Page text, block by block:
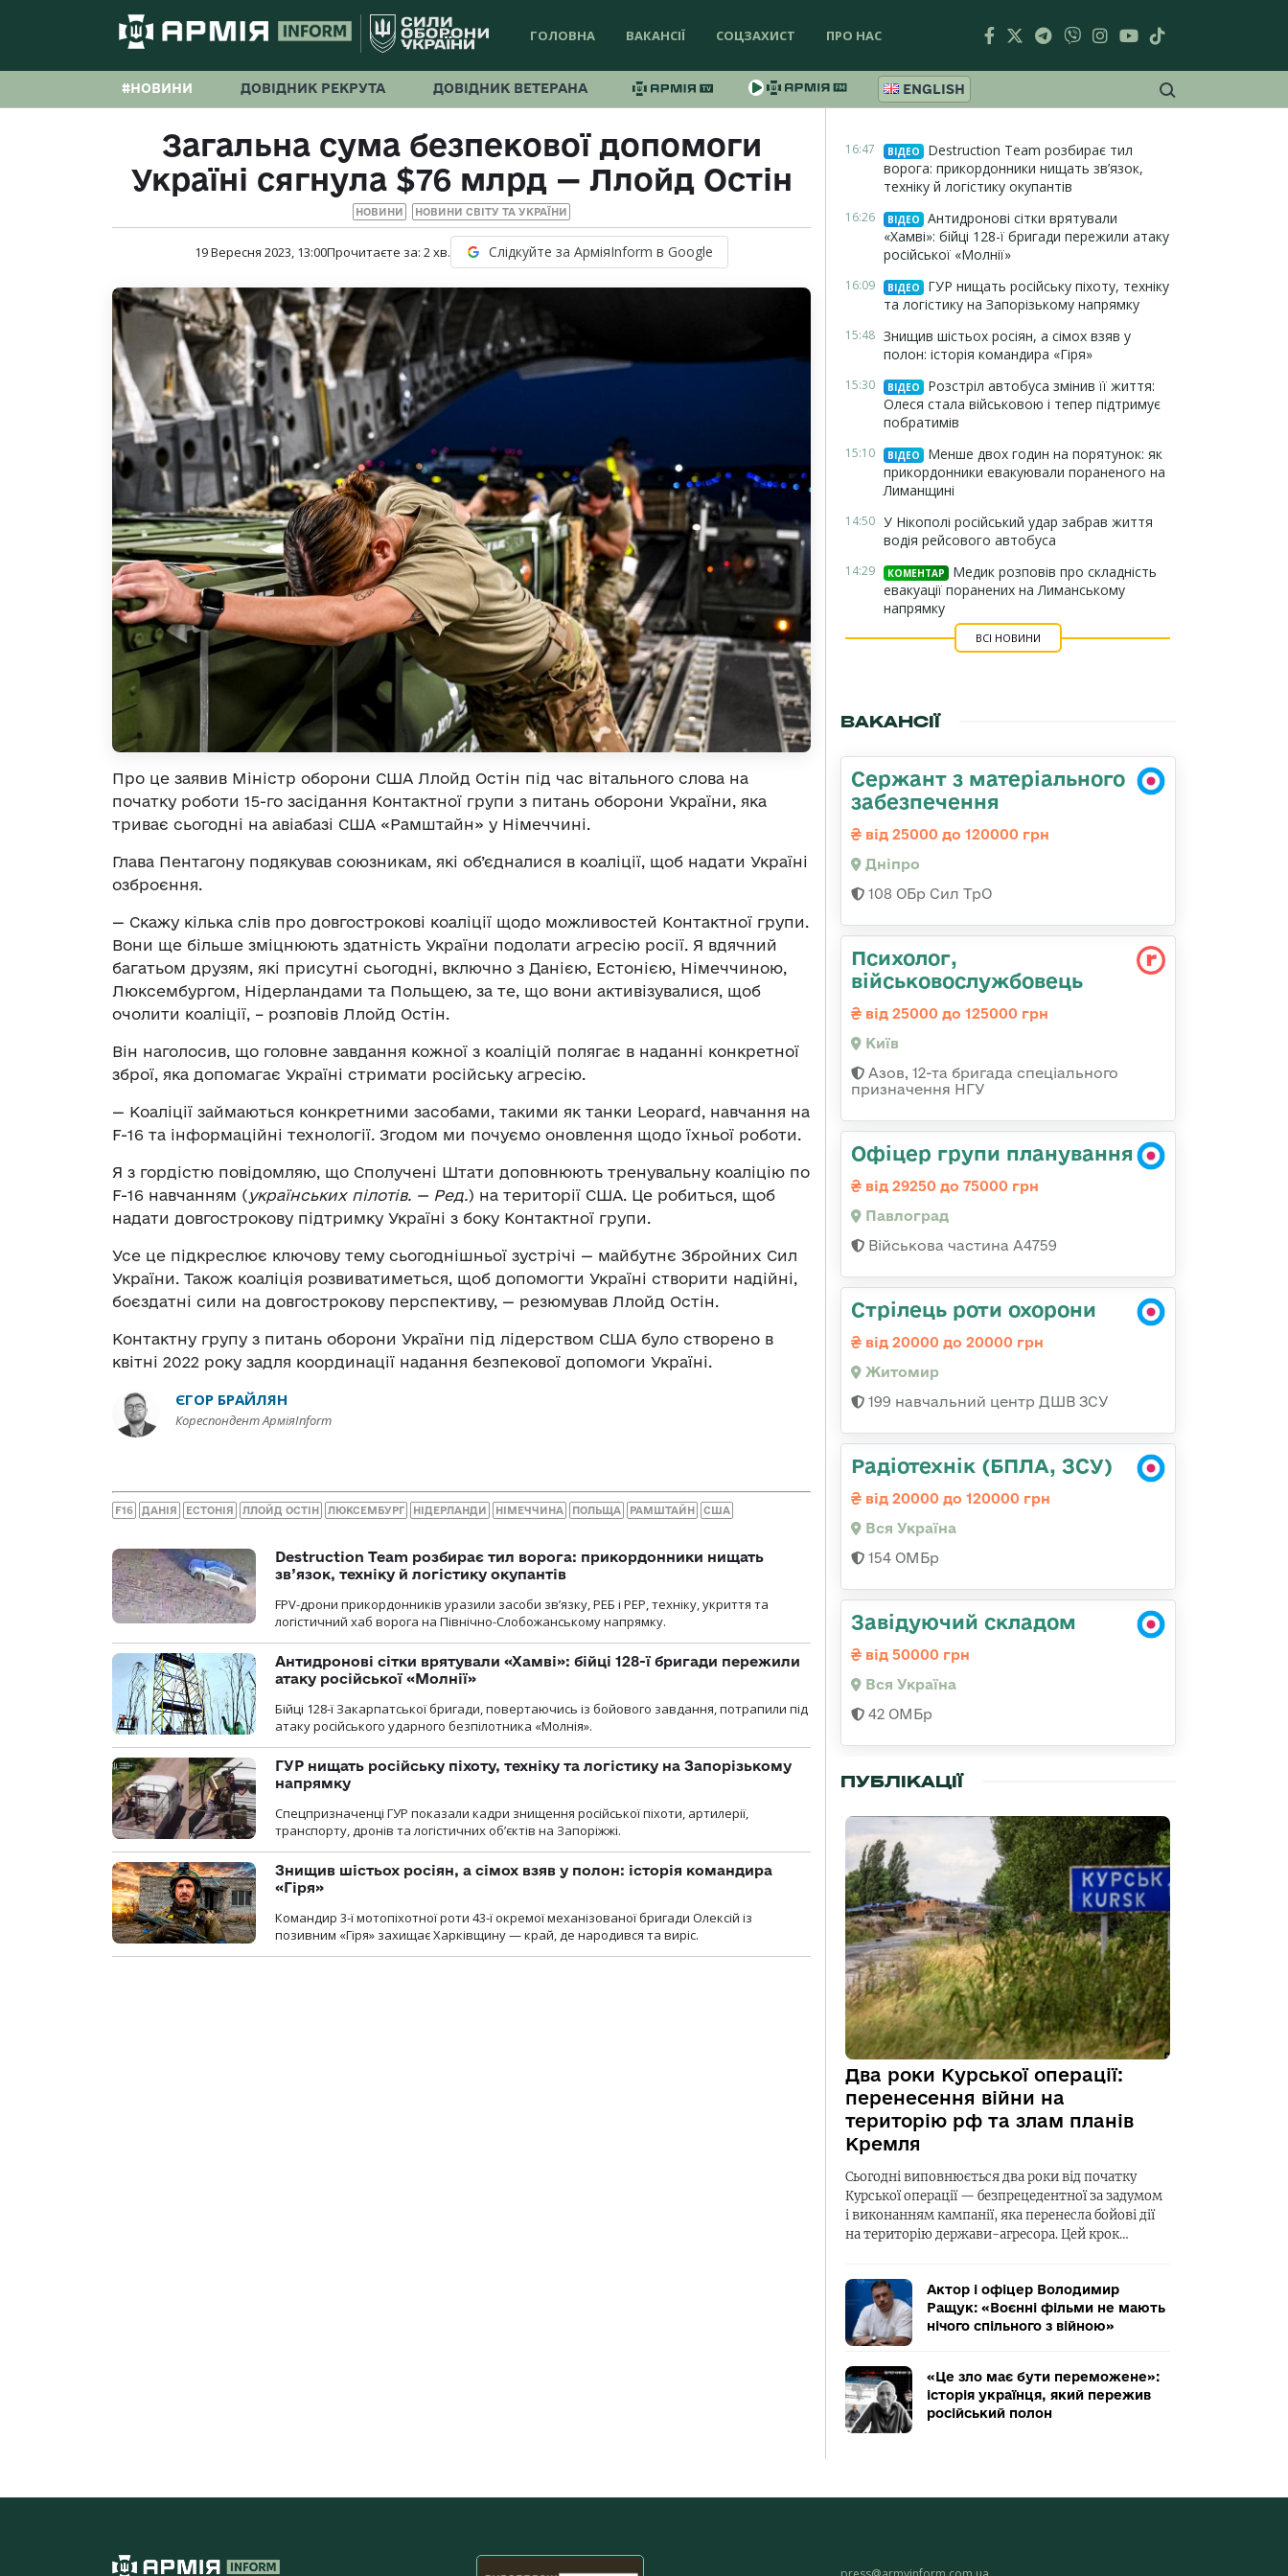
ГОЛОВНА ВАКАНСІЇ СОЦЗАХИСТ ПРО НАС
#НОВИНИ ДОВІДНИК РЕКРУТА ДОВІДНИК ВЕТЕРАНА ENGLISH
Загальна сума безпекової допомоги
Україні сягнула $76 млрд — Ллойд Остін
НОВИНИ НОВИНИ СВІТУ ТА УКРАЇНИ
19 Вересня 2023, 13:00Прочитаєте за: 2хв. Слідкуйте за АрміяInform в Google
Про це заявив Міністр оборони США Ллойд Остін під час вітального слова на
початку роботи 15-го засідання Контактної групи з питань оборони України, яка
триває сьогодні на авіабазі США «Рамштайн» у Німеччині.
Глава Пентагону подякував союзникам, які об’єдналися в коаліції, щоб надати Україні
озброєння.
— Скажу кілька слів про довгострокові коаліції щодо можливостей Контактної групи.
Вони ще більше зміцнюють здатність України подолати агресію росії. Я вдячний
багатьом друзям, які присутні сьогодні, включно з Данією, Естонією, Німеччиною,
Люксембургом, Нідерландами та Польщею, за те, що вони активізувалися, щоб
очолити коаліції, – розповів Ллойд Остін.
Він наголосив, що головне завдання кожної з коаліцій полягає в наданні конкретної
зброї, яка допомагає Україні стримати російську агресію.
— Коаліції займаються конкретними засобами, такими як танки Leopard, навчання на
F-16 та інформаційні технології. Згодом ми почуємо оновлення щодо їхньої роботи.
Я з гордістю повідомляю, що Сполучені Штати доповнюють тренувальну коаліцію по
F-16 навчанням (українських пілотів. — Ред.) на території США. Це робиться, щоб
надати довгострокову підтримку Україні з боку Контактної групи.
Усе це підкреслює ключову тему сьогоднішньої зустрічі — майбутнє Збройних Сил
України. Також коаліція розвиватиметься, щоб допомогти Україні створити надійні,
боєздатні сили на довгострокову перспективу, — резюмував Ллойд Остін.
Контактну групу з питань оборони України під лідерством США було створено в
квітні 2022 року задля координації надання безпекової допомоги Україні.
ЄГОР БРАЙЛЯН
Кореспондент АрміяInform
F16 ДАНІЯ ЕСТОНІЯ ЛЛОЙД ОСТІН ЛЮКСЕМБУРГ НІДЕРЛАНДИ НІМЕЧЧИНА ПОЛЬЩА РАМШТАЙН США
Destruction Team розбирає тил ворога: прикордонники нищать
зв’язок, техніку й логістику окупантів
FPV-дрони прикордонників уразили засоби зв’язку, РЕБ і РЕР, техніку, укриття та
логістичний хаб ворога на Північно-Слобожанському напрямку.
Антидронові сітки врятували «Хамві»: бійці 128-ї бригади пережили
атаку російської «Молнії»
Бійці 128-ї Закарпатської бригади, повертаючись із бойового завдання, потрапили під
атаку російського ударного безпілотника «Молнія».
ГУР нищать російську піхоту, техніку та логістику на Запорізькому
напрямку
Спецпризначенці ГУР показали кадри знищення російської піхоти, артилерії,
транспорту, дронів та логістичних об’єктів на Запоріжжі.
Знищив шістьох росіян, а сімох взяв у полон: історія командира
«Гіря»
Командир 3-ї мотопіхотної роти 43-ї окремої механізованої бригади Олексій із
позивним «Гіря» захищає Харківщину — край, де народився та виріс.
16:47 ВІДЕО
Destruction Team розбирає тил
ворога: прикордонники нищать зв’язок,
техніку й логістику окупантів
16:26 ВІДЕО
Антидронові сітки врятували
«Хамві»: бійці 128-ї бригади пережили атаку
російської «Молнії»
16:09 ВІДЕО
ГУР нищать російську піхоту, техніку
та логістику на Запорізькому напрямку
15:48 Знищив шістьох росіян, а сімох взяв у
полон: історія командира «Гіря»
15:30 ВІДЕО
Розстріл автобуса змінив її життя:
Олеся стала військовою і тепер підтримує
побратимів
15:10 ВІДЕО
Менше двох годин на порятунок: як
прикордонники евакуювали пораненого на
Лиманщині
14:50 У Нікополі російський удар забрав життя
водія рейсового автобуса
14:29 КОМЕНТАР
Медик розповів про складність
евакуації поранених на Лиманському
напрямку
ВСІ НОВИНИ
ВАКАНСІЇ
Сержант з матеріального
забезпечення
від 25000 до 120000 грн
Дніпро
108 ОБр Сил ТрО
Психолог,
військовослужбовець
від 25000 до 125000 грн
Київ
Азов, 12-та бригада спеціального
призначення НГУ
Офіцер групи планування
від 29250 до 75000 грн
Павлоград
Військова частина А4759
Стрілець роти охорони
від 20000 до 20000 грн
Житомир
199 навчальний центр ДШВ ЗСУ
Радіотехнік (БПЛА, ЗСУ)
від 20000 до 120000 грн
Вся Україна
154 ОМБр
Завідуючий складом
від 50000 грн
Вся Україна
42 ОМБр
ПУБЛІКАЦІЇ
Два роки Курської операції:
перенесення війни на
територію рф та злам планів
Кремля
Сьогодні виповнюється два роки від початку
Курської операції — безпрецедентної за задумом
і виконанням кампанії, яка перенесла бойові дії
на територію держави-агресора. Цей крок…
Актор і офіцер Володимир
Ращук: «Воєнні фільми не мають
нічого спільного з війною»
«Це зло має бути переможене»:
історія українця, який пережив
російський полон